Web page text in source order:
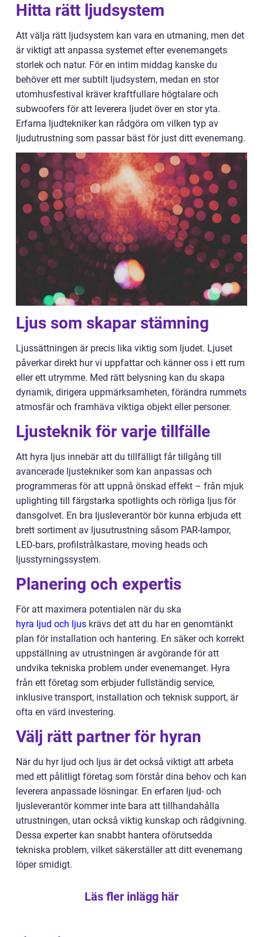
Hitta rätt ljudsystem
Att välja rätt ljudsystem kan vara en utmaning, men det
är viktigt att anpassa systemet efter evenemangets
storlek och natur. För en intim middag kanske du
behöver ett mer subtilt ljudsystem, medan en stor
utomhusfestival kräver kraftfullare högtalare och
subwoofers för att leverera ljudet över en stor yta.
Erfarna ljudtekniker kan rådgöra om vilken typ av
ljudutrustning som passar bäst för just ditt evenemang.
Ljus som skapar stämning
Ljussättningen är precis lika viktig som ljudet. Ljuset
påverkar direkt hur vi uppfattar och känner oss i ett rum
eller ett utrymme. Med rätt belysning kan du skapa
dynamik, dirigera uppmärksamheten, förändra rummets
atmosfär och framhäva viktiga objekt eller personer.
Ljusteknik för varje tillfälle
Att hyra ljus innebär att du tillfälligt får tillgång till
avancerade ljustekniker som kan anpassas och
programmeras för att uppnå önskad effekt – från mjuk
uplighting till färgstarka spotlights och rörliga ljus för
dansgolvet. En bra ljusleverantör bör kunna erbjuda ett
brett sortiment av ljusutrustning såsom PAR-lampor,
LED-bars, profilstrålkastare, moving heads och
ljusstyrningssystem.
Planering och expertis
För att maximera potentialen när du ska
hyra ljud och ljus krävs det att du har en genomtänkt
plan för installation och hantering. En säker och korrekt
uppställning av utrustningen är avgörande för att
undvika tekniska problem under evenemanget. Hyra
från ett företag som erbjuder fullständig service,
inklusive transport, installation och teknisk support, är
ofta en värd investering.
Välj rätt partner för hyran
När du hyr ljud och ljus är det också viktigt att arbeta
med ett pålitligt företag som förstår dina behov och kan
leverera anpassade lösningar. En erfaren ljud- och
ljusleverantör kommer inte bara att tillhandahålla
utrustningen, utan också viktig kunskap och rådgivning.
Dessa experter kan snabbt hantera oförutsedda
tekniska problem, vilket säkerställer att ditt evenemang
löper smidigt.
Läs fler inlägg här